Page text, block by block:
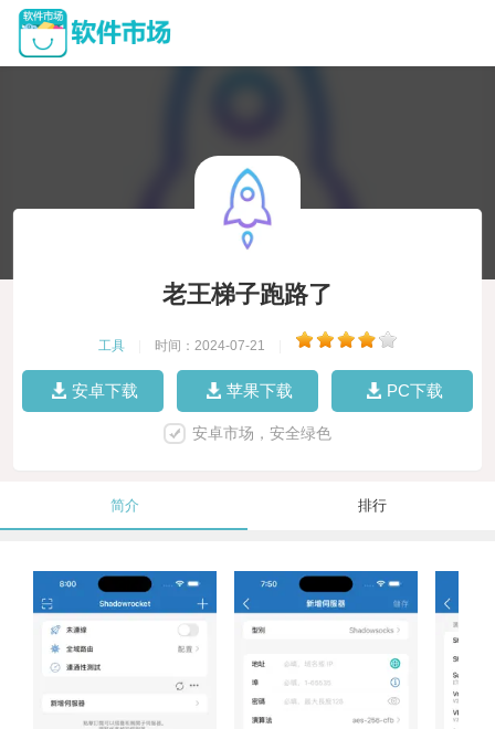
老王梯子跑路了
工具 时间：2024-07-21
安卓下载 苹果下载 PC下载
安卓市场，安全绿色
简介 排行